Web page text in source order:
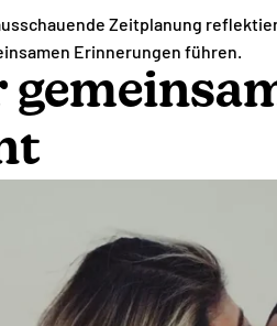
Zeitplanung
Erinnerungen führen.